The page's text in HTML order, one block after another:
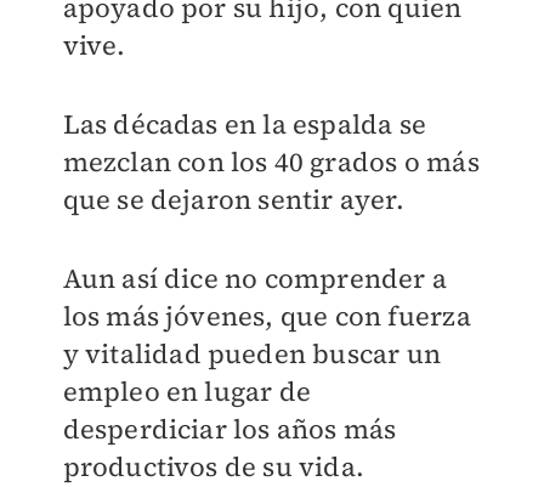
apoyado por su hijo, con quien
vive.
Las décadas en la espalda se
mezclan con los 40 grados o más
que se dejaron sentir ayer.
Aun así dice no comprender a
los más jóvenes, que con fuerza
y vitalidad pueden buscar un
empleo en lugar de
desperdiciar los años más
productivos de su vida.